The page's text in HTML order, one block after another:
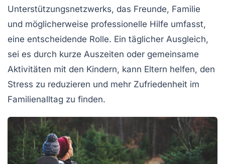
Unterstützungsnetzwerks, das Freunde, Familie
und möglicherweise professionelle Hilfe umfasst,
eine entscheidende Rolle. Ein täglicher Ausgleich,
sei es durch kurze Auszeiten oder gemeinsame
Aktivitäten mit den Kindern, kann Eltern helfen, den
Stress zu reduzieren und mehr Zufriedenheit im
Familienalltag zu finden.